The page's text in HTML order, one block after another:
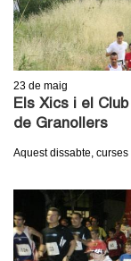
23 de maig
Els Xics i el
de Granollers
Aquest dissabte,